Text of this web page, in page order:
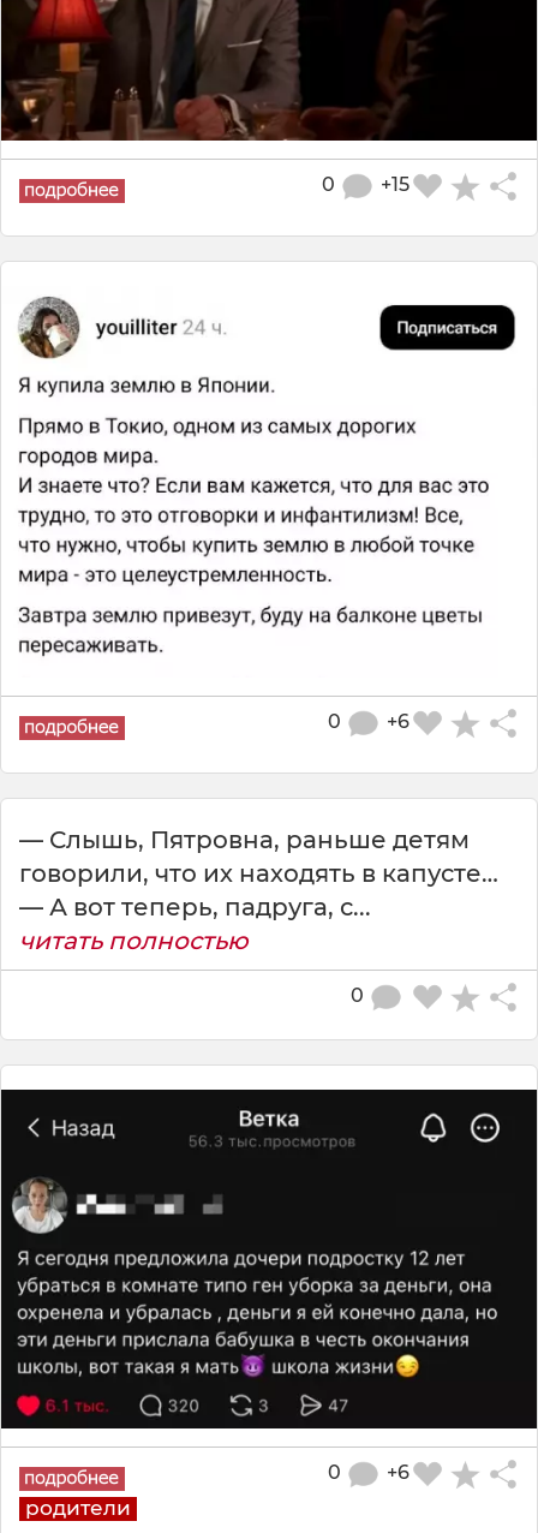
+15
0
+6
0
— Слышь, Пятровна, раньше детям
говорили, что их находять в капусте…
— А вот теперь, падруга, с...
читать полностью
0
родители
+6
0